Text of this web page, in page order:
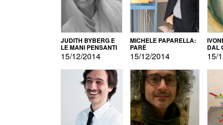
JUDITH BYBERG E
LE MANI PENSANTI
15/12/2014
MICHELE PAPARELLA:
PARÈ
15/12/2014
DAL
15/